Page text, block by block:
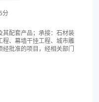
分
其配套产品；承接：石材装
程、幕墙干挂工程、城市雕
批准的项目，经相关部门